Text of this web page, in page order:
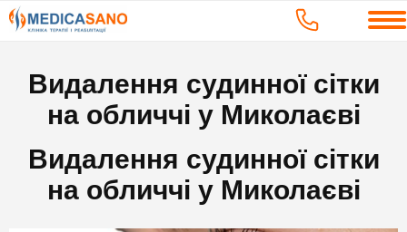
Видалення судинної сітки
на обличчі у Миколаєві
Видалення судинної сітки
на обличчі у Миколаєві